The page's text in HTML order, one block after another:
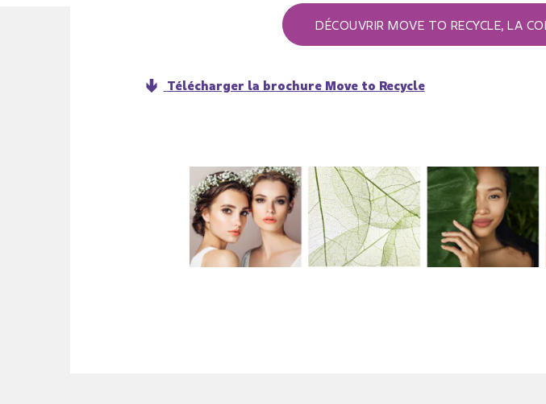
DÉCOUVRIR MOVE TO RECYCLE, LA
Télécharger la brochure Move to Recycle